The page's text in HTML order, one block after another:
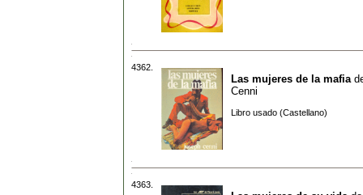
4362.
Las mujeres de la mafia
Cenni
Libro usado (Castellano)
4363.